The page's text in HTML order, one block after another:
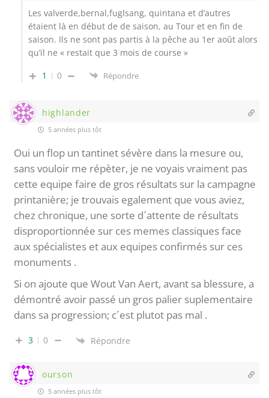
Les valverde,bernal,fuglsang, quintana et d’autres
étaient là en début de de saison, au Tour et en fin de
saison. Ils ne sont pas partis à la pêche au 1er août alors
qu’il ne « restait que 3 mois de course »
1
0 Répondre
highlander
5 années plus tôt
Oui un flop un tantinet sévère dans la mesure ou,
sans vouloir me répèter, je ne voyais vraiment pas
cette equipe faire de gros résultats sur la campagne
printanière; je trouvais egalement que vous aviez,
chez chronique, une sorte d´attente de résultats
disproportionnée sur ces memes classiques face
aux spécialistes et aux equipes confirmés sur ces
monuments .
Si on ajoute que Wout Van Aert, avant sa blessure, a
démontré avoir passé un gros palier suplementaire
dans sa progression; c´est plutot pas mal .
3 0 Répondre
ourson
5 années plus tôt